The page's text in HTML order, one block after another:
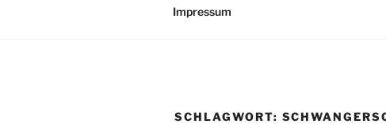
Impressum
SCHLAGWORT: